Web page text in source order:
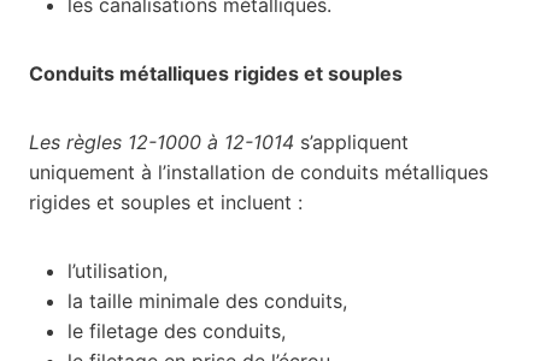
Conduits métalliques rigides et souples
Les règles 12-1000 à 12-1014 s’appliquent
uniquement à l’installation de conduits métalliques
rigides et souples et incluent :
l’utilisation,
la taille minimale des conduits,
le filetage des conduits,